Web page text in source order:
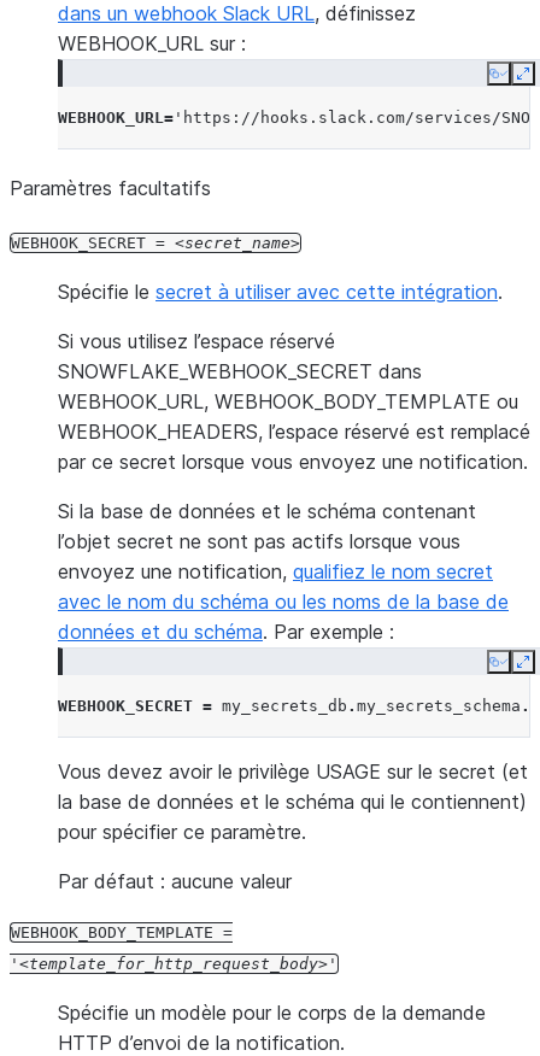
dans un webhook Slack URL, définissez
WEBHOOK_URL sur :
Copy
WEBHOOK_URL= 'https://hooks.slack.com/services/
Paramètres facultatifs
WEBHOOK_SECRET = secret_name
Spécifie le secret à utiliser avec cette intégration.
Si vous utilisez l’espace réservé
SNOWFLAKE_WEBHOOK_SECRET dans
WEBHOOK_URL, WEBHOOK_BODY_TEMPLATE ou
WEBHOOK_HEADERS, l’espace réservé est remplacé
par ce secret lorsque vous envoyez une notification.
Si la base de données et le schéma contenant
l’objet secret ne sont pas actifs lorsque vous
envoyez une notification, qualifiez le nom secret
avec le nom du schéma ou les noms de la base de
données et du schéma. Par exemple :
Copy
WEBHOOK_SECRET = my_secrets_db . my_secrets_schema .
Vous devez avoir le privilège USAGE sur le secret (et
la base de données et le schéma qui le contiennent)
pour spécifier ce paramètre.
Par défaut : aucune valeur
WEBHOOK_BODY_TEMPLATE =
'
template_for_http_request_body '
Spécifie un modèle pour le corps de la demande
HTTP d’envoi de la notification.